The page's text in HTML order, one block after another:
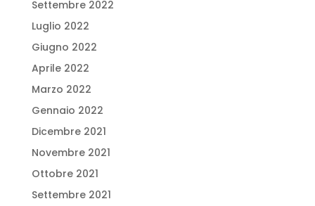
Settembre 2022
Luglio 2022
Giugno 2022
Aprile 2022
Marzo 2022
Gennaio 2022
Dicembre 2021
Novembre 2021
Ottobre 2021
Settembre 2021